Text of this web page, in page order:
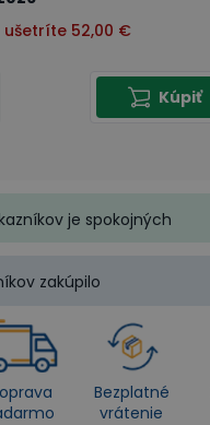
ušetríte 52,00 €
Kúpiť
je spokojných
zakúpilo
Bezplatné
vrátenie